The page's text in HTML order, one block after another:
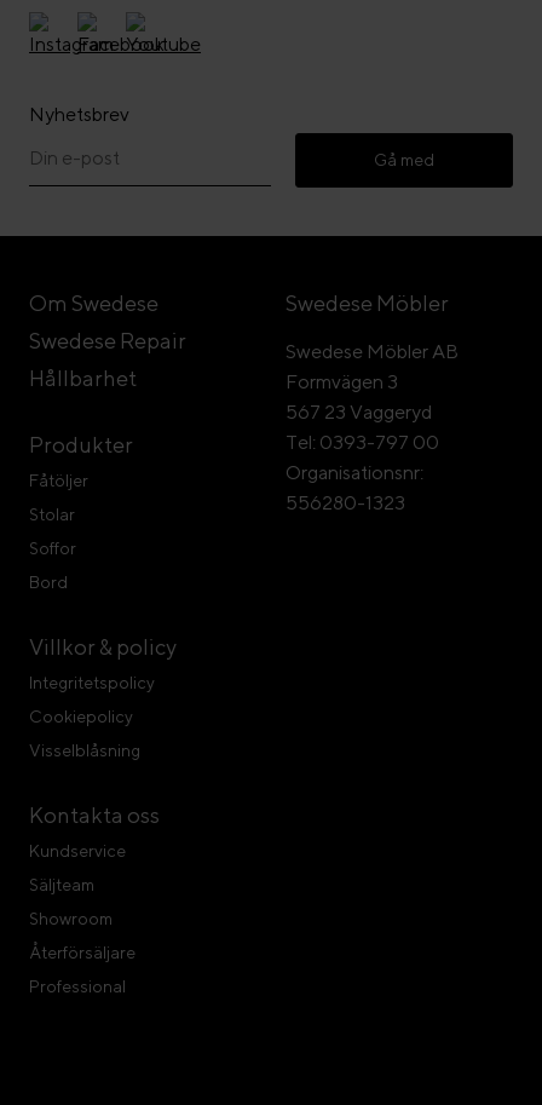
Nyhetsbrev
Gå med
Om Swedese
Swedese Repair
Hållbarhet
Produkter
Fåtöljer
Stolar
Soffor
Bord
Villkor & policy
Integritetspolicy
Cookiepolicy
Visselblåsning
Kontakta oss
Kundservice
Säljteam
Showroom
Återförsäljare
Professional
Swedese Möbler
Swedese Möbler AB
Formvägen 3
567 23 Vaggeryd
Tel: 0393-797 00
Organisationsnr:
556280-1323